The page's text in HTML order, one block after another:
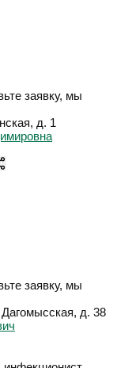
заявку, мы
д. 1
заявку, мы
д. 38